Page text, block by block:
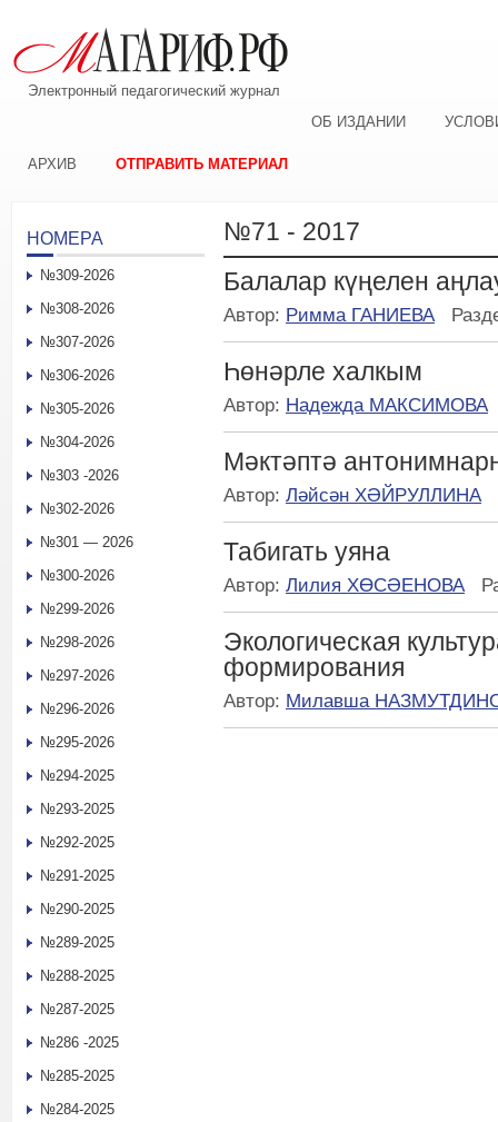
Электронный педагогический журнал
ОБ ИЗДАНИИ
АРХИВ ОТПРАВИТЬ МАТЕРИАЛ
№71 - 2017
Балалар күңелен
Автор: Римма ГАНИЕВА
Һөнәрле халкым
Автор: Надежда МАКСИМОВА
Мәктәптә
Автор: Ләйсән ХӘЙРУЛЛИНА
Табигать уяна
Автор: Лилия ХӨСӘЕНОВА
Экологическая
формирования
Автор: Милавша
НОМЕРА
№309-2026
№308-2026
№307-2026
№306-2026
№305-2026
№304-2026
№303 -2026
№302-2026
№301 — 2026
№300-2026
№299-2026
№298-2026
№297-2026
№296-2026
№295-2026
№294-2025
№293-2025
№292-2025
№291-2025
№290-2025
№289-2025
№288-2025
№287-2025
№286 -2025
№285-2025
№284-2025